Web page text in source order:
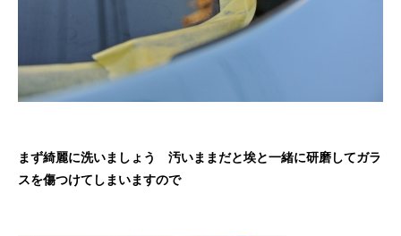
まず綺麗に洗いましょう 汚いままだと埃と一緒に研磨してガラ
スを傷つけてしまいますので